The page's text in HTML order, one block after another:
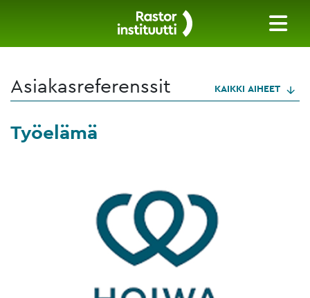
Asiakasreferenssit KAIKKI AIHEET
Työelämä